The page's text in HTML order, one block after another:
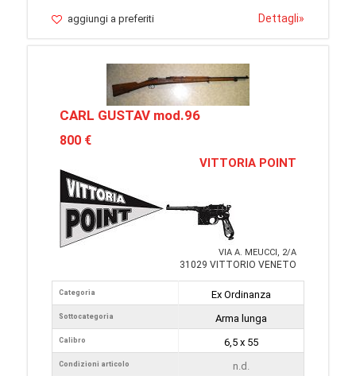
aggiungi a preferiti Dettagli»
CARL GUSTAV mod.96
800 €
VITTORIA POINT
VIA A. MEUCCI, 2/A
31029 VITTORIO VENETO
Categoria
Sottocategoria
Calibro
Condizioni articolo
Ex Ordinanza
Arma lunga
6,5 x 55
n.d.